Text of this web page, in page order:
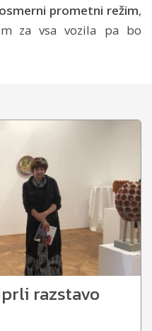
prometni režim,
za vsa vozila pa bo
razstavo